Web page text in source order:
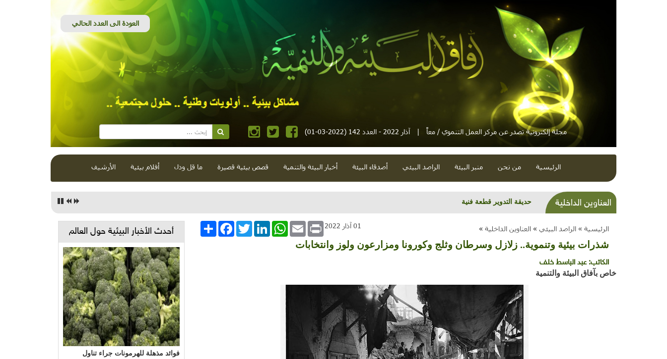
مجلة إلكترونية تصدر عن مركز العمل التنموي / معاً | آذار 2022 - العدد 142 (2022-03-01)
الرئيسية من نحن منبر البيئة الراصد البيئي أصدقاء البيئة أخبار البيئة والتنمية قصص بيئية قصيرة ما قل ودل أفلام بيئية الأرشيف
العناوين الداخلية الاتجاه العالمي نحو الهاوية
الرئيسية » الراصد البيئي » العناوين الداخلية » انشر
FacebookTwitterLinkedInWhatsApp Email Print 01 آذار 2022
شذرات بيئية وتنموية.. زلازل وسرطان وثلج وكورونا ومزارعون ولوز وانتخابات
الكاتب:عبد الباسط خلف
خاص بآفاق البيئة والتنمية
أحدث الأخبار البيئية حول العالم
فوائد مذهلة للهرمونات جراء تناول